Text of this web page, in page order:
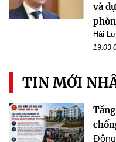
và
Hải
19:03
TIN MỚI